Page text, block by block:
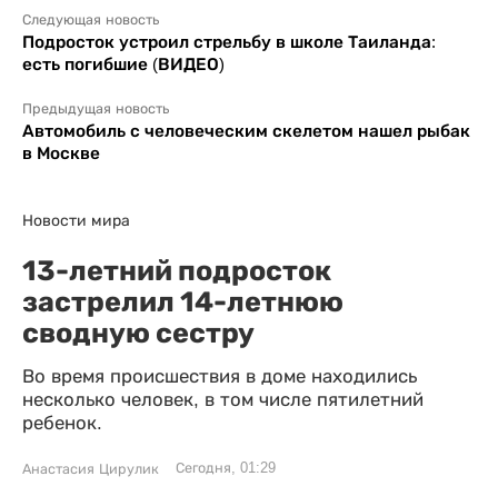
Следующая новость
Подросток устроил стрельбу в школе Таиланда:
есть погибшие (ВИДЕО)
Предыдущая новость
Автомобиль с человеческим скелетом нашел рыбак
в Москве
Новости мира
13-летний подросток
застрелил 14-летнюю
сводную сестру
Во время происшествия в доме находились
несколько человек, в том числе пятилетний
ребенок.
Анастасия Цирулик Сегодня, 01:29